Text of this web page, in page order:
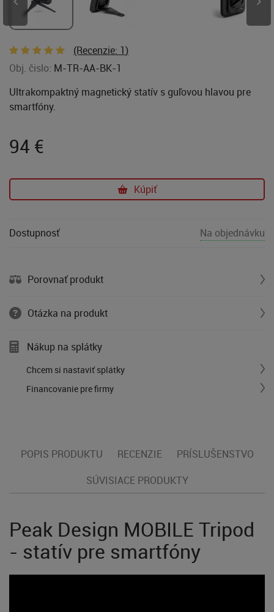
(Recenzie: 1)
Obj. čislo: M-TR-AA-BK-1
Ultrakompaktný magnetický statív s guľovou hlavou pre
smartfóny.
94 €
Kúpiť
Dostupnosť Na objednávku
Porovnať produkt
Otázka na produkt
Nákup na splátky
Chcem si nastaviť splátky
Financovanie pre firmy
POPIS PRODUKTU RECENZIE
PRÍSLUŠENSTVO
SÚVISIACE PRODUKTY
Peak Design MOBILE Tripod
- statív pre smartfóny